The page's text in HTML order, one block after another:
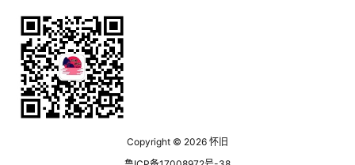
Copyright © 2026 怀旧